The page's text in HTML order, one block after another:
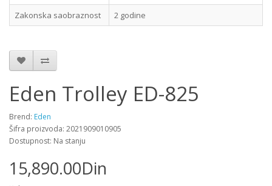
Zakonska saobraznost
2 godine
Eden Trolley ED-825
Brend: Eden
Šifra proizvoda: 2021909010905
Dostupnost: Na stanju
15,890.00Din